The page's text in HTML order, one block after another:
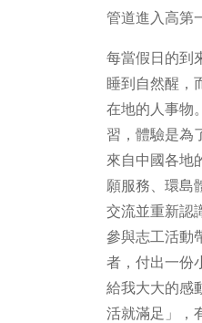
管道進入高第
每當假日的到
睡到自然醒，
在地的人事物
習，體驗是為
來自中國各地
願服務、環島
交流並重新認
參與志工活動
者，付出一份
給我大大的感
活就滿足」，